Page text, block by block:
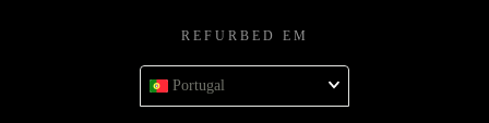
REFURBED EM
Portugal